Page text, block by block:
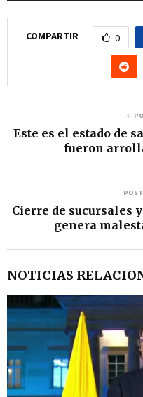
COMPARTIR 0
Este es el estado de
fueron
Cierre de sucursales
genera
NOTICIAS